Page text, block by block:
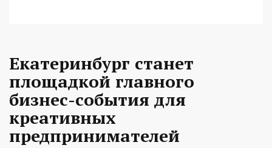
Екатеринбург станет
площадкой главного
бизнес-события для
креативных
предпринимателей